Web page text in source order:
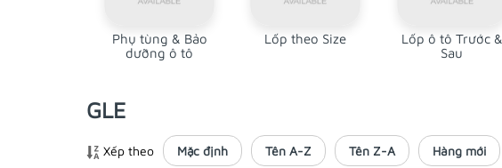
Phụ tùng & Bảo
dưỡng ô tô
Lốp theo Size
Lốp ô tô Trước &
Sau
GLE
Xếp theo Mặc định Tên A-Z Tên Z-A Hàng mới